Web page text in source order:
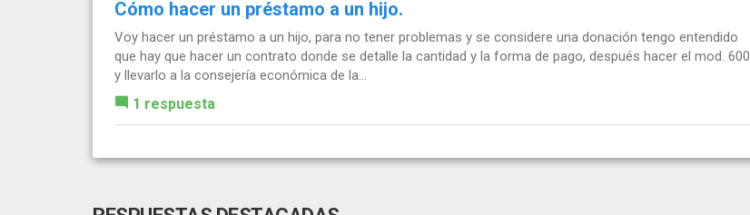
Cómo hacer un préstamo a un hijo.
Voy hacer un préstamo a un hijo, para no tener problemas y se considere una donación tengo entendido
que hay que hacer un contrato donde se detalle la cantidad y la forma de pago, después hacer el mod. 600
y llevarlo a la consejería económica de la...
1 respuesta